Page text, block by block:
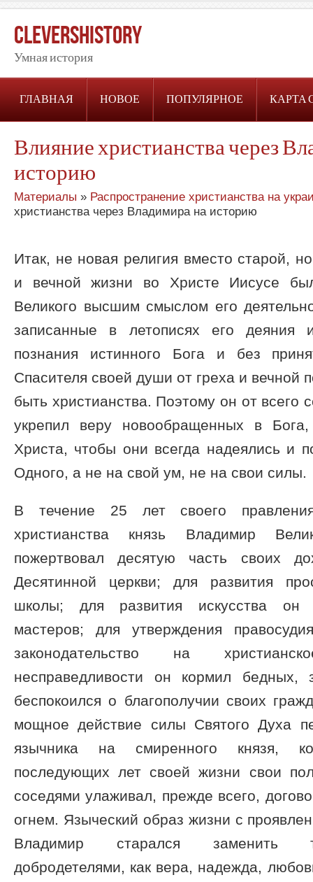
CleversHistory
Умная история
ГЛАВНАЯ НОВОЕ ПОПУЛЯРНОЕ КАРТА
Влияние христианства через
историю
Материалы » Распространение христианства на
христианства через Владимира на историю
Итак, не новая религия вместо старой,
и вечной жизни во Христе Иисусе
Великого высшим смыслом его
записанные в летописях его деяния
познания истинного Бога и без
Спасителя своей души от греха и вечной
быть христианства. Поэтому он от всего
укрепил веру новообращенных в
Христа, чтобы они всегда надеялись и
Одного, а не на свой ум, не на свои силы.
В течение 25 лет своего
христианства князь Владимир
пожертвовал десятую часть своих
Десятинной церкви; для развития
школы; для развития искусства он
мастеров; для утверждения
законодательство на
несправедливости он кормил бедных,
беспокоился о благополучии своих
мощное действие силы Святого Духа
язычника на смиренного князя,
последующих лет своей жизни свои
соседями улаживал, прежде всего,
огнем. Языческий образ жизни с
Владимир старался заменить
добродетелями, как вера, надежда,